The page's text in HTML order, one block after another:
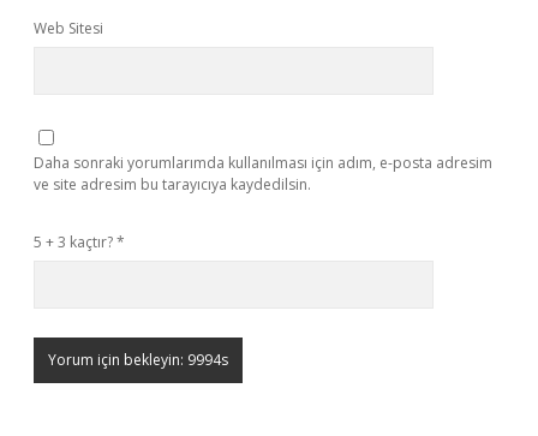
Web Sitesi
Daha sonraki yorumlarımda kullanılması için adım, e-posta adresim
ve site adresim bu tarayıcıya kaydedilsin.
5 + 3 kaçtır?*